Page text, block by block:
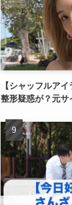
【シャッフルア
整形疑惑が？元サ